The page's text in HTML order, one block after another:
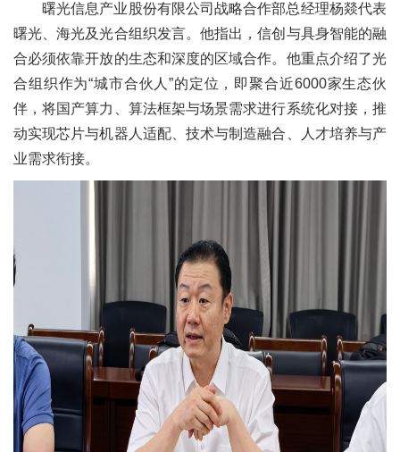
曙光信息产业股份有限公司战略合作部总经理杨燚代表
曙光、海光及光合组织发言。他指出，信创与具身智能的融
合必须依靠开放的生态和深度的区域合作。他重点介绍了光
合组织作为“城市合伙人”的定位，即聚合近6000家生态伙
伴，将国产算力、算法框架与场景需求进行系统化对接，推
动实现芯片与机器人适配、技术与制造融合、人才培养与产
业需求衔接。